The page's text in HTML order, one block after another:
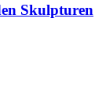
Skulpturen